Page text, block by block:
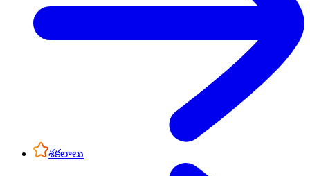
శకలాలు